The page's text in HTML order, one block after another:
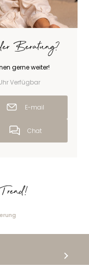
Beratung?
gerne weiter!
Verfügbar
E-mail
Chat